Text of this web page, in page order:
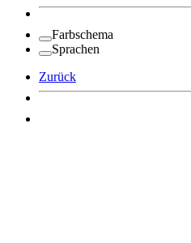
Farbschema
Sprachen
Zurück